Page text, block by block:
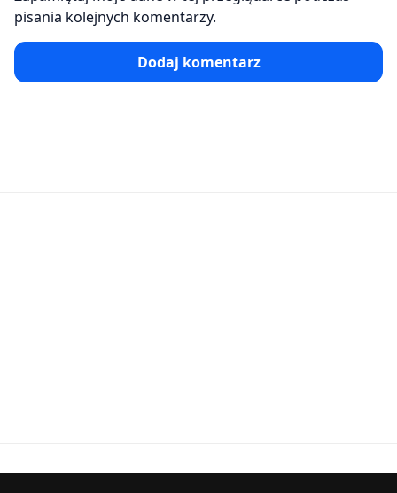
pisania kolejnych komentarzy.
Dodaj komentarz